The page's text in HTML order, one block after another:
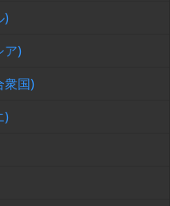
)
ア)
衆国)
)